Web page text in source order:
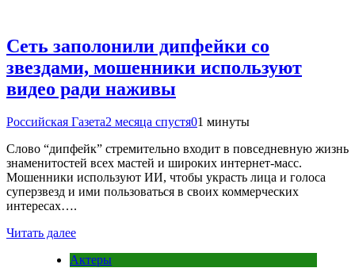
Сеть заполонили дипфейки со
звездами, мошенники используют
видео ради наживы
Российская Газета2 месяца спустя01 минуты
Слово “дипфейк” стремительно входит в повседневную жизнь
знаменитостей всех мастей и широких интернет-масс.
Мошенники используют ИИ, чтобы украсть лица и голоса
суперзвезд и ими пользоваться в своих коммерческих
интересах….
Читать далее
Актеры